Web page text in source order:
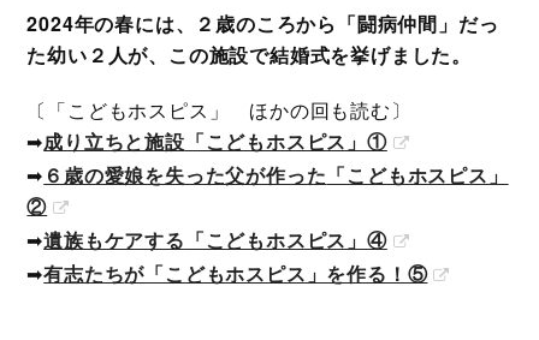
2024年の春には、２歳のころから「闘病仲間」だっ
た幼い２人が、この施設で結婚式を挙げました。
〔「こどもホスピス」 ほかの回も読む〕
➡︎成り立ちと施設 「こどもホスピス」①
➡︎ ６歳の愛娘を失った父が作った 「こどもホスピス」
②
➡︎遺族もケアする 「こどもホスピス」④
➡︎有志たちが「こどもホスピス」を作る！⑤